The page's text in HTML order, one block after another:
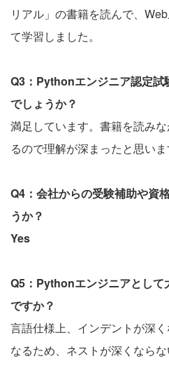
リアル」の書籍を読んで、
て学習しました。
Q3：Pythonエンジニア認定試
でしょうか？
満足しています。書籍を読み
るので理解が深まったと思いま
Q4：会社からの受験補助や資
うか？
Yes
Q5：Pythonエンジニアとして
ですか？
言語仕様上、インデントが深
なるため、ネストが深くなら